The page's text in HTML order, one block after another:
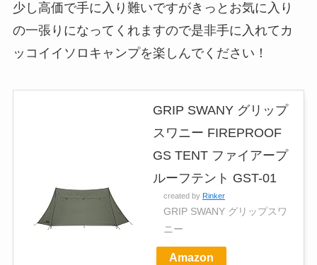
少し高価で手に入り難いですがきっとお気に入り
の一張りになってくれますので是非手に入れてカ
ッコイイソロキャンプを楽しんでください！
GRIP SWANY グリップ
スワニー FIREPROOF
GS TENT ファイアープ
ルーフテント GST-01
created by Rinker
GRIP SWANY グリップスワ
ニー
Amazon